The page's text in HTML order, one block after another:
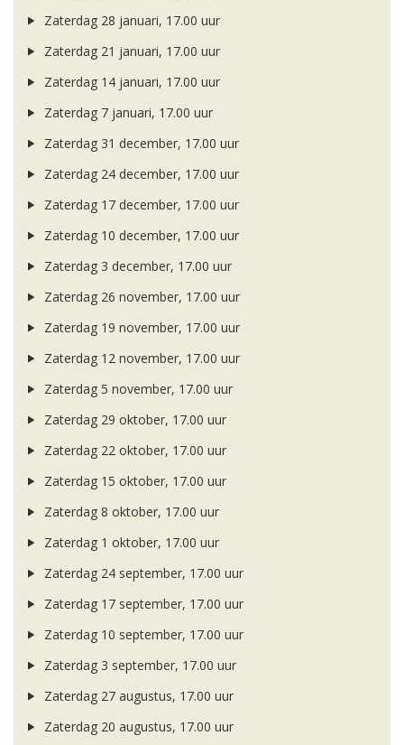
Zaterdag 28 januari, 17.00 uur
Zaterdag 21 januari, 17.00 uur
Zaterdag 14 januari, 17.00 uur
Zaterdag 7 januari, 17.00 uur
Zaterdag 31 december, 17.00 uur
Zaterdag 24 december, 17.00 uur
Zaterdag 17 december, 17.00 uur
Zaterdag 10 december, 17.00 uur
Zaterdag 3 december, 17.00 uur
Zaterdag 26 november, 17.00 uur
Zaterdag 19 november, 17.00 uur
Zaterdag 12 november, 17.00 uur
Zaterdag 5 november, 17.00 uur
Zaterdag 29 oktober, 17.00 uur
Zaterdag 22 oktober, 17.00 uur
Zaterdag 15 oktober, 17.00 uur
Zaterdag 8 oktober, 17.00 uur
Zaterdag 1 oktober, 17.00 uur
Zaterdag 24 september, 17.00 uur
Zaterdag 17 september, 17.00 uur
Zaterdag 10 september, 17.00 uur
Zaterdag 3 september, 17.00 uur
Zaterdag 27 augustus, 17.00 uur
Zaterdag 20 augustus, 17.00 uur